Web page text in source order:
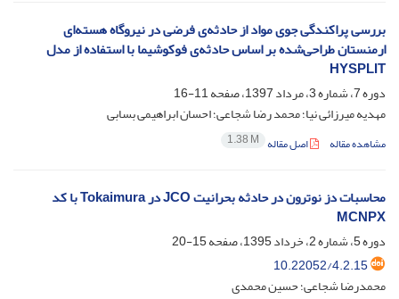
بررسی پراکندگی جوی مواد از حادثه‌ی فرضی در نیروگاه هسته‌ای
ارمنستان طراحی‌شده بر اساس حادثه‌ی فوکوشیما با استفاده از مدل
HYSPLIT
دوره 7، شماره 3، مرداد 1397، صفحه
11-16
مهدیه میرزائی نیا؛ محمد رضا شجاعی؛ احسان ابراهیمی بسابی
مشاهده مقاله اصل مقاله 1.38 M
محاسبات دز نوترون در حادثه بحرانیت JCO در Tokaimura با کد
MCNPX
دوره 5، شماره 2، خرداد 1395، صفحه
15-20
10.22052/4.2.15
محمدرضا شجاعی؛ حسین محمدی